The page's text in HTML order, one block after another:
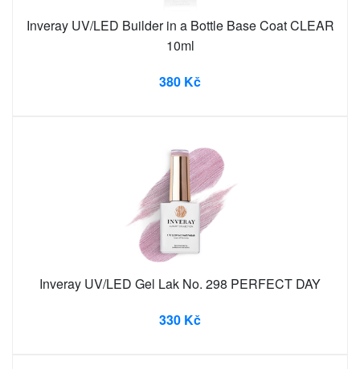
Inveray UV/LED Builder in a Bottle Base Coat CLEAR
10ml
380 Kč
Inveray UV/LED Gel Lak No. 298 PERFECT DAY
330 Kč